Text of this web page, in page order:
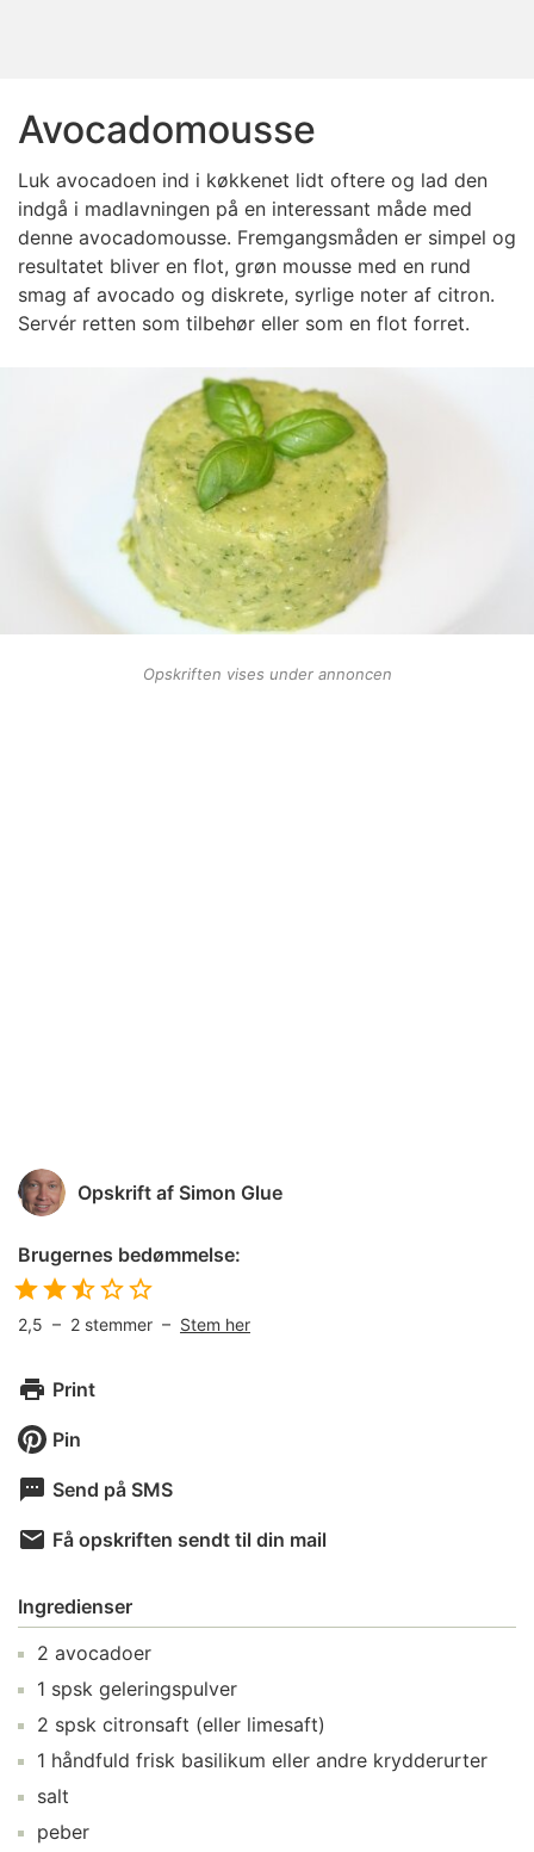
Avocadomousse
Luk avocadoen ind i køkkenet lidt oftere og lad den
indgå i madlavningen på en interessant måde med
denne avocadomousse. Fremgangsmåden er simpel og
resultatet bliver en flot, grøn mousse med en rund
smag af avocado og diskrete, syrlige noter af citron.
Servér retten som tilbehør eller som en flot forret.
Opskriften vises under annoncen
Opskrift af Simon Glue
Brugernes bedømmelse:
2,5 – 2 stemmer – Stem her
Print
Pin
Send på SMS
Få opskriften sendt til din mail
Ingredienser
2 avocadoer
1 spsk geleringspulver
2 spsk citronsaft (eller limesaft)
1 håndfuld frisk basilikum eller andre krydderurter
salt
peber